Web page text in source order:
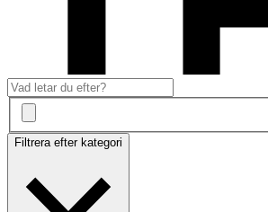
Filtrera efter kategori